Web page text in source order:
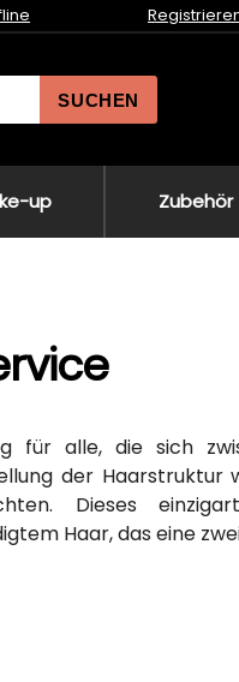
SUCHEN
up Zubehör
für alle, die sich
der Haarstruktur
Dieses
Haar, das eine